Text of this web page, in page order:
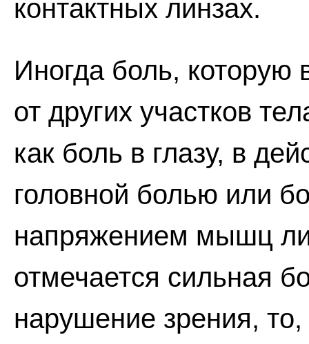
контактных линзах.
Иногда боль, которую
от других участков
как боль в глазу, в
головной болью или
напряжением мышц
отмечается сильная
нарушение зрения,